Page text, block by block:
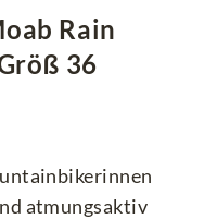
Rain
36
atmungsaktiv